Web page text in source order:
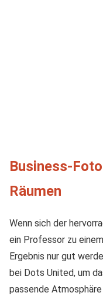
Business-
Räumen
Wenn sich der
ein Professor zu
Ergebnis nur gut
bei Dots United, um
passende